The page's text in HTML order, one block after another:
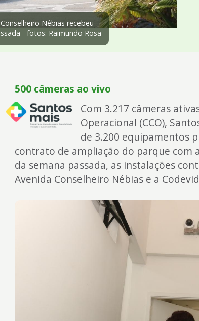
Nébias recebeu
- fotos: Raimundo Rosa
500 câmeras ao vivo
Com 3.217 câmeras
Operacional (CCO),
de 3.200 equipamentos
contrato de ampliação do parque com
da semana passada, as instalações
Avenida Conselheiro Nébias e a